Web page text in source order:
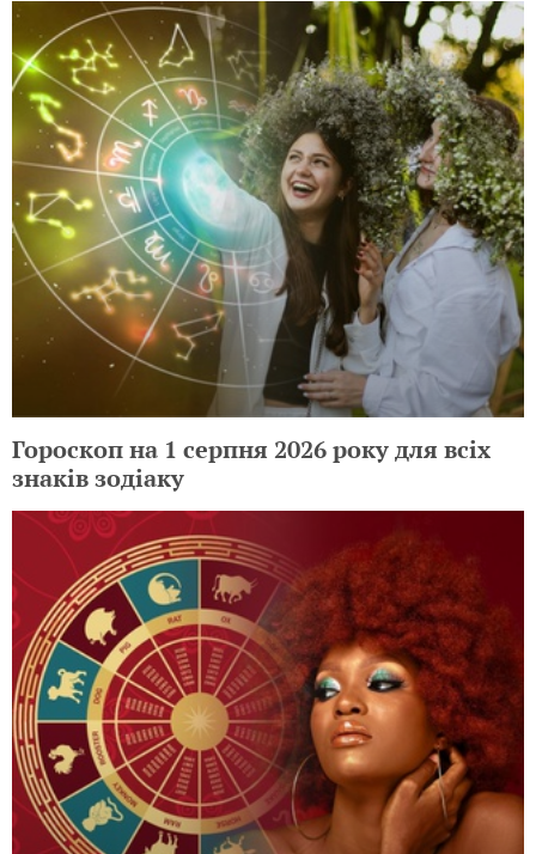
Гороскоп на 1 серпня 2026 року для всіх
знаків зодіаку